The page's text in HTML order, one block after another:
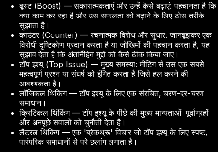
बूस्ट (Boost) — सकारात्मकताएं और उन्हें कैसे बढ़ाएं: पहचानता है कि
क्या काम कर रहा है और उस सफलता को बढ़ाने के लिए ठोस तरीके
सुझाता है।
काउंटर (Counter) — रचनात्मक विरोध और सुधार: जानबूझकर एक
विरोधी दृष्टिकोण प्रदान करता है या जोखिमों की पहचान करता है, यह
सुझाव देता है कि अंतर्निहित मुद्दों को कैसे ठीक किया जाए।
टॉप इश्यू (Top Issue) — मुख्य समस्या: मीटिंग से उस एक सबसे
महत्वपूर्ण प्रश्न या संघर्ष को इंगित करता है जिसे हल करने की
आवश्यकता है।
लॉजिकल थिंकिंग — टॉप इश्यू के लिए एक संरचित, चरण-दर-चरण
समाधान।
क्रिटिकल थिंकिंग — टॉप इश्यू के पीछे की मुख्य मान्यताओं, पूर्वाग्रहों
और अनपूछे सवालों को चुनौती देता है।
लैटरल थिंकिंग — एक 'ब्रेकथ्रू' विचार जो टॉप इश्यू के लिए स्पष्ट,
पारंपरिक समाधानों से परे छलांग लगाता है।